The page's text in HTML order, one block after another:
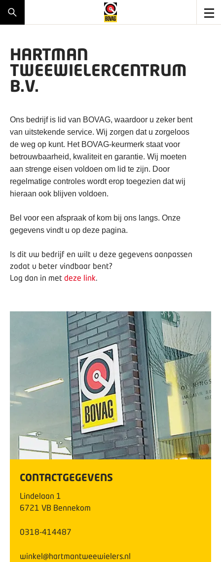
HARTMAN
TWEEWIELERCENTRUM
B.V.
Ons bedrijf is lid van BOVAG, waardoor u zeker bent
van uitstekende service. Wij zorgen dat u zorgeloos
de weg op kunt. Het BOVAG-keurmerk staat voor
betrouwbaarheid, kwaliteit en garantie. Wij moeten
aan strenge eisen voldoen om lid te zijn. Door
regelmatige controles wordt erop toegezien dat wij
hieraan ook blijven voldoen.
Bel voor een afspraak of kom bij ons langs. Onze
gegevens vindt u op deze pagina.
Is dit uw bedrijf en wilt u deze gegevens aanpassen
zodat u beter vindbaar bent?
Log dan in met deze link.
CONTACTGEGEVENS
Lindelaan 1
6721 VB Bennekom
0318-414487
winkel@hartmantweewielers.nl